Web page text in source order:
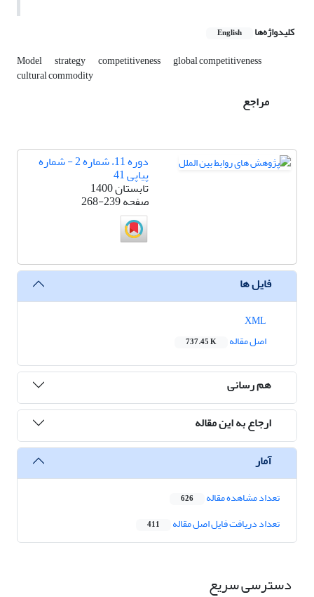
کلیدواژه‌ها English
Model strategy competitiveness global competitiveness
cultural commodity
مراجع
دوره 11، شماره 2 - شماره
پیاپی 41
تابستان 1400
صفحه268-239
فایل ها
اصل مقاله
737.45 K
هم رسانی
ارجاع به این مقاله
آمار
تعداد مشاهده مقاله 626
تعداد دریافت فایل اصل مقاله 411
دسترسی سریع